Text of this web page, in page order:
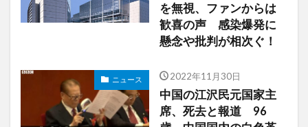
を無視、ファンからは
歓喜の声 感染爆発に
懸念や批判が相次ぐ！
ニュース 2022年11月30日
中国の江沢民元国家主
席、死去と報道 96